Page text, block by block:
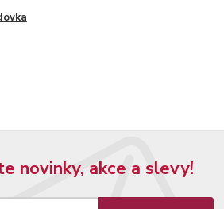
novinky, akce a slevy!